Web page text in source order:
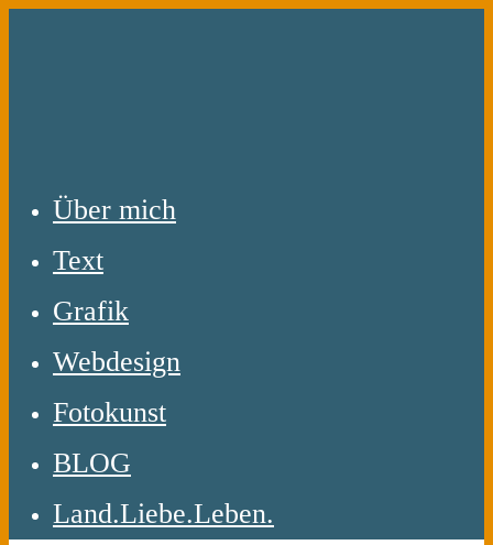
Über mich
Text
Grafik
Webdesign
Fotokunst
BLOG
Land.Liebe.Leben.